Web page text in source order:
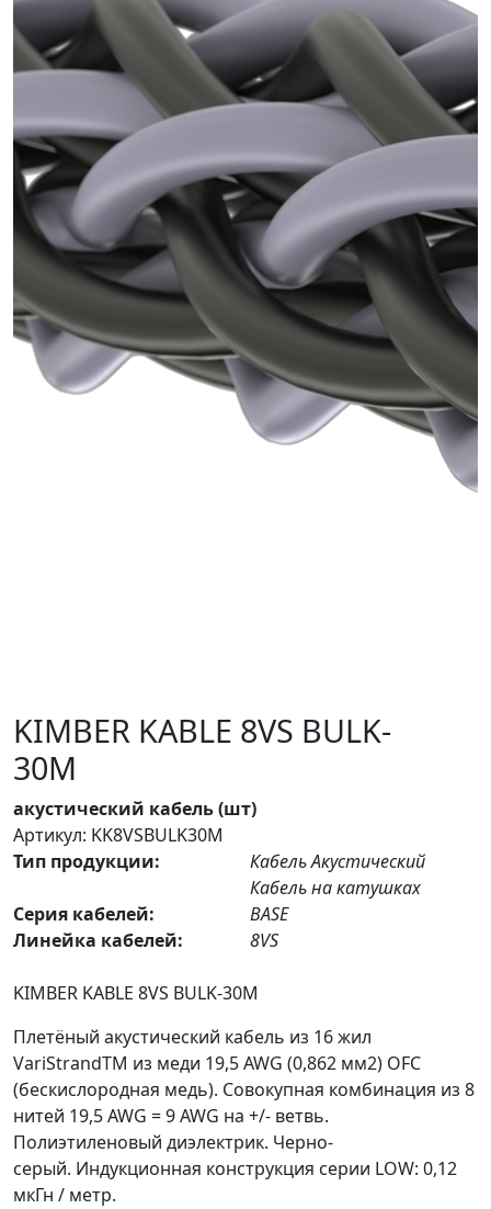
KIMBER KABLE 8VS BULK-
30M
акустический кабель (шт)
Артикул: KK8VSBULK30M
Тип продукции:
Кабель Акустический
Кабель на катушках
Серия кабелей:
BASE
Линейка кабелей:
8VS
KIMBER KABLE 8VS BULK-30M
Плетёный акустический кабель из 16 жил
VariStrandTM из меди 19,5 AWG (0,862 мм2) OFC
(бескислородная медь). Совокупная комбинация из 8
нитей 19,5 AWG = 9 AWG на +/- ветвь.
Полиэтиленовый диэлектрик. Черно-
серый. Индукционная конструкция серии LOW: 0,12
мкГн / метр.